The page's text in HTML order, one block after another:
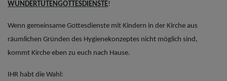
WUNDERTÜTENGOTTESDIENSTE!
Wenn gemeinsame Gottesdienste mit Kindern in der Kirche aus
räumlichen Gründen des Hygienekonzeptes nicht möglich sind,
kommt Kirche eben zu euch nach Hause.
IHR habt die Wahl: